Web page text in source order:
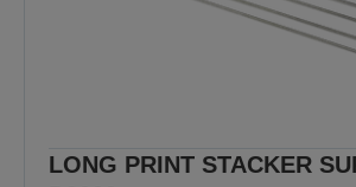
LONG PRINT STACKER